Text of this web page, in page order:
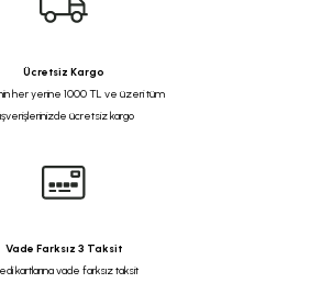
Ücretsiz Kargo
her yerine 1000 TL ve üzeri tüm
ücretsiz kargo
Vade Farksız 3 Taksit
kartlarına vade farksız taksit